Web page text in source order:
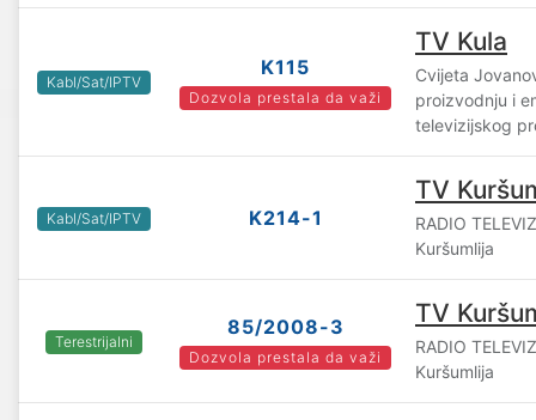
Kabl/Sat/IPTV
K115
Dozvola prestala da važi
TV Kula
Cvijeta
proizvodnju i
televizijskog
Kabl/Sat/IPTV K214-1
TV
RADIO
Kuršumlija
Terestrijalni
85/2008-3
Dozvola prestala da važi
TV
RADIO
Kuršumlija